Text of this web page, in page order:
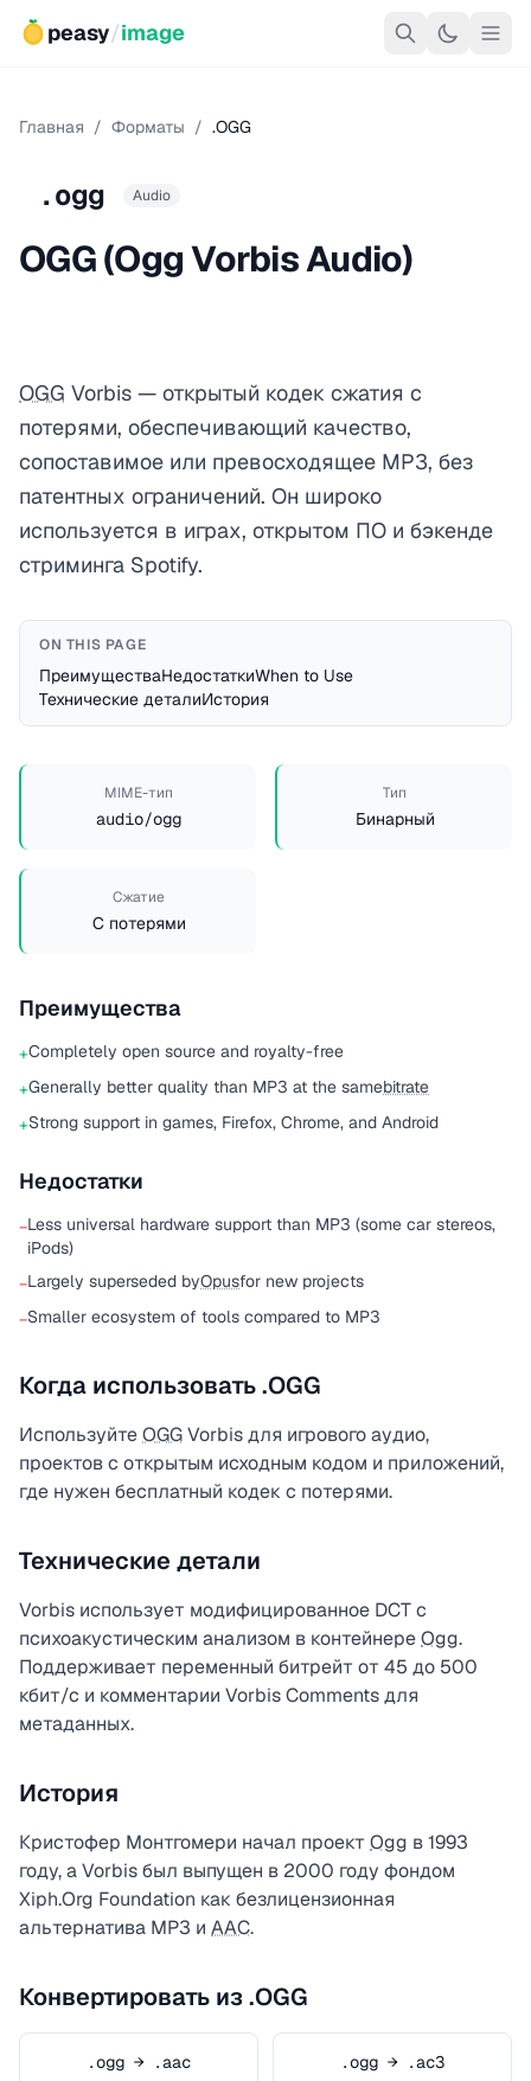
peasy/image
Главная / Форматы / .OGG
.ogg Audio
OGG (Ogg Vorbis Audio)
OGG Vorbis — открытый кодек сжатия с
потерями, обеспечивающий качество,
сопоставимое или превосходящее MP3, без
патентных ограничений. Он широко
используется в играх, открытом ПО и бэкенде
стриминга Spotify.
ON THIS PAGE
ПреимуществаНедостаткиWhen to Use
Технические деталиИстория
MIME-тип
audio/ogg
Тип
Бинарный
Сжатие
С потерями
Преимущества
+Completely open source and royalty-free
+Generally better quality than MP3 at the samebitrate
+Strong support in games, Firefox, Chrome, and Android
Недостатки
−Less universal hardware support than MP3 (some car stereos,
iPods)
−Largely superseded byOpusfor new projects
−Smaller ecosystem of tools compared to MP3
Когда использовать .OGG
ИспользуйтеOGGVorbis для игрового аудио,
проектов с открытым исходным кодом и приложений,
где нужен бесплатный кодек с потерями.
Технические детали
Vorbis использует модифицированное DCT с
психоакустическим анализом в контейнереOgg.
Поддерживает переменный битрейт от 45 до 500
кбит/с и комментарии Vorbis Comments для
метаданных.
История
Кристофер Монтгомери начал проект Ogg в 1993
году, а Vorbis был выпущен в 2000 году фондом
Xiph.Org Foundation как безлицензионная
альтернатива MP3 и AAC.
Конвертировать из .OGG
.ogg → .aac .ogg → .ac3